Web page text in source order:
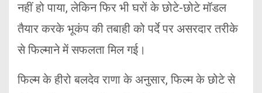
नहीं हो पाया, लेकिन फिर भी घरों के छोटे-छोटे मॉडल
तैयार करके भूकंप की तबाही को पर्दे पर असरदार तरीके
से फिल्माने में सफलता मिल गई।
फिल्म के हीरो बलदेव राणा के अनुसार, फिल्म के छोटे से